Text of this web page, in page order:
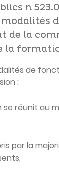
n
de la
la
de
:
se réunit au
par la